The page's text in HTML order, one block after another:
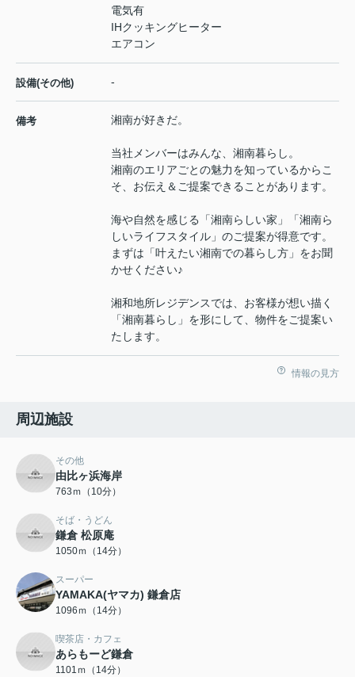
電気有
IHクッキングヒーター
エアコン
設備(その他) -
備考 湘南が好きだ。
当社メンバーはみんな、湘南暮らし。
湘南のエリアごとの魅力を知っているからこ
そ、お伝え＆ご提案できることがあります。
海や自然を感じる「湘南らしい家」「湘南ら
しいライフスタイル」のご提案が得意です。
まずは「叶えたい湘南での暮らし方」をお聞
かせください♪
湘和地所レジデンスでは、お客様が想い描く
「湘南暮らし」を形にして、物件をご提案い
たします。
情報の見方
周辺施設
その他
由比ヶ浜海岸
763ｍ（10分）
そば・うどん
鎌倉 松原庵
1050ｍ（14分）
スーパー
YAMAKA(ヤマカ) 鎌倉店
1096ｍ（14分）
喫茶店・カフェ
あらもーど鎌倉
1101ｍ（14分）